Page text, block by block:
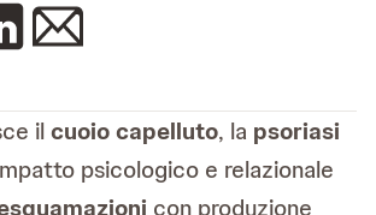
ilcuoio capelluto, la psoriasi
psicologico e relazionale
con produzione